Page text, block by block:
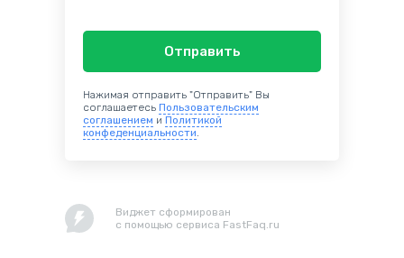
Отправить
Нажимая отправить "Отправить" Вы
соглашаетесь Пользовательским
соглашением и Политикой
конфеденциальности.
Виджет сформирован
с помощью сервиса FastFaq.ru